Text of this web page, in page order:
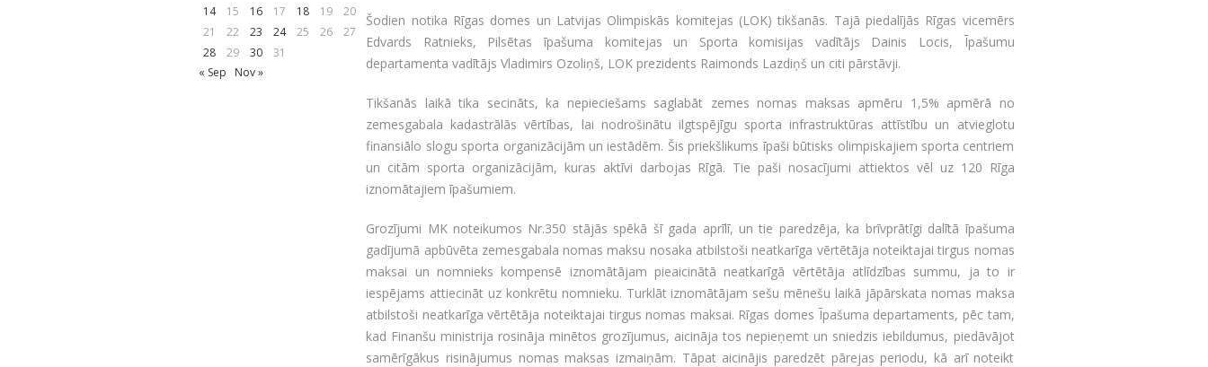
Šodien notika Rīgas domes un Latvijas Olimpiskās komitejas (LOK) tikšanās. Tajā piedalījās Rīgas vicemērs
Edvards Ratnieks, Pilsētas īpašuma komitejas un Sporta komisijas vadītājs Dainis Locis, Īpašumu
departamenta vadītājs Vladimirs Ozoliņš, LOK prezidents Raimonds Lazdiņš un citi pārstāvji.
Tikšanās laikā tika secināts, ka nepieciešams saglabāt zemes nomas maksas apmēru 1,5% apmērā no
zemesgabala kadastrālās vērtības, lai nodrošinātu ilgtspējīgu sporta infrastruktūras attīstību un atvieglotu
finansiālo slogu sporta organizācijām un iestādēm. Šis priekšlikums īpaši būtisks olimpiskajiem sporta centriem
un citām sporta organizācijām, kuras aktīvi darbojas Rīgā. Tie paši nosacījumi attiektos vēl uz 120 Rīga
iznomātajiem īpašumiem.
Grozījumi MK noteikumos Nr.350 stājās spēkā šī gada aprīlī, un tie paredzēja, ka brīvprātīgi dalītā īpašuma
gadījumā apbūvēta zemesgabala nomas maksu nosaka atbilstoši neatkarīga vērtētāja noteiktajai tirgus nomas
maksai un nomnieks kompensē iznomātājam pieaicinātā neatkarīgā vērtētāja atlīdzības summu, ja to ir
iespējams attiecināt uz konkrētu nomnieku. Turklāt iznomātājam sešu mēnešu laikā jāpārskata nomas maksa
atbilstoši neatkarīga vērtētāja noteiktajai tirgus nomas maksai. Rīgas domes Īpašuma departaments, pēc tam,
kad Finanšu ministrija rosināja minētos grozījumus, aicināja tos nepieņemt un sniedzis iebildumus, piedāvājot
samērīgākus risinājumus nomas maksas izmaiņām. Tāpat aicinājis paredzēt pārejas periodu, kā arī noteikt
14
15 16 17 18 19
20
21
22 23 24 25 26
27
28
29 30
31
« Sep
Nov »